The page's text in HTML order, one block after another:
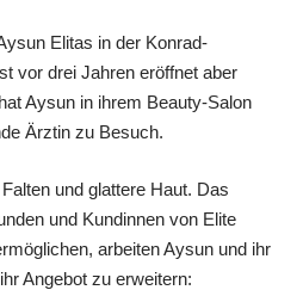
Elitas in der Konrad-
vor drei Jahren eröffnet aber
Aysun in ihrem Beauty-Salon
Ärztin zu Besuch.
und glattere Haut. Das
und Kundinnen von Elite
arbeiten Aysun und ihr
Angebot zu erweitern: